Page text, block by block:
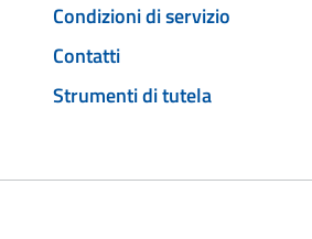
Condizioni di servizio
Contatti
Strumenti di tutela